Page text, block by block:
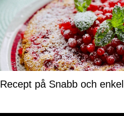
Recept på Snabb och